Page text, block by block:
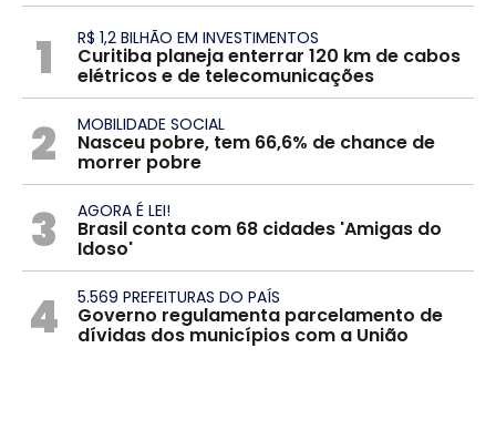
1 R$ 1,2 BILHÃO EM INVESTIMENTOS
Curitiba planeja enterrar 120 km de cabos
elétricos e de telecomunicações
2 MOBILIDADE SOCIAL
Nasceu pobre, tem 66,6% de chance de
morrer pobre
3 AGORA É LEI!
Brasil conta com 68 cidades 'Amigas do
Idoso'
4 5.569 PREFEITURAS DO PAÍS
Governo regulamenta parcelamento de
dívidas dos municípios com a União